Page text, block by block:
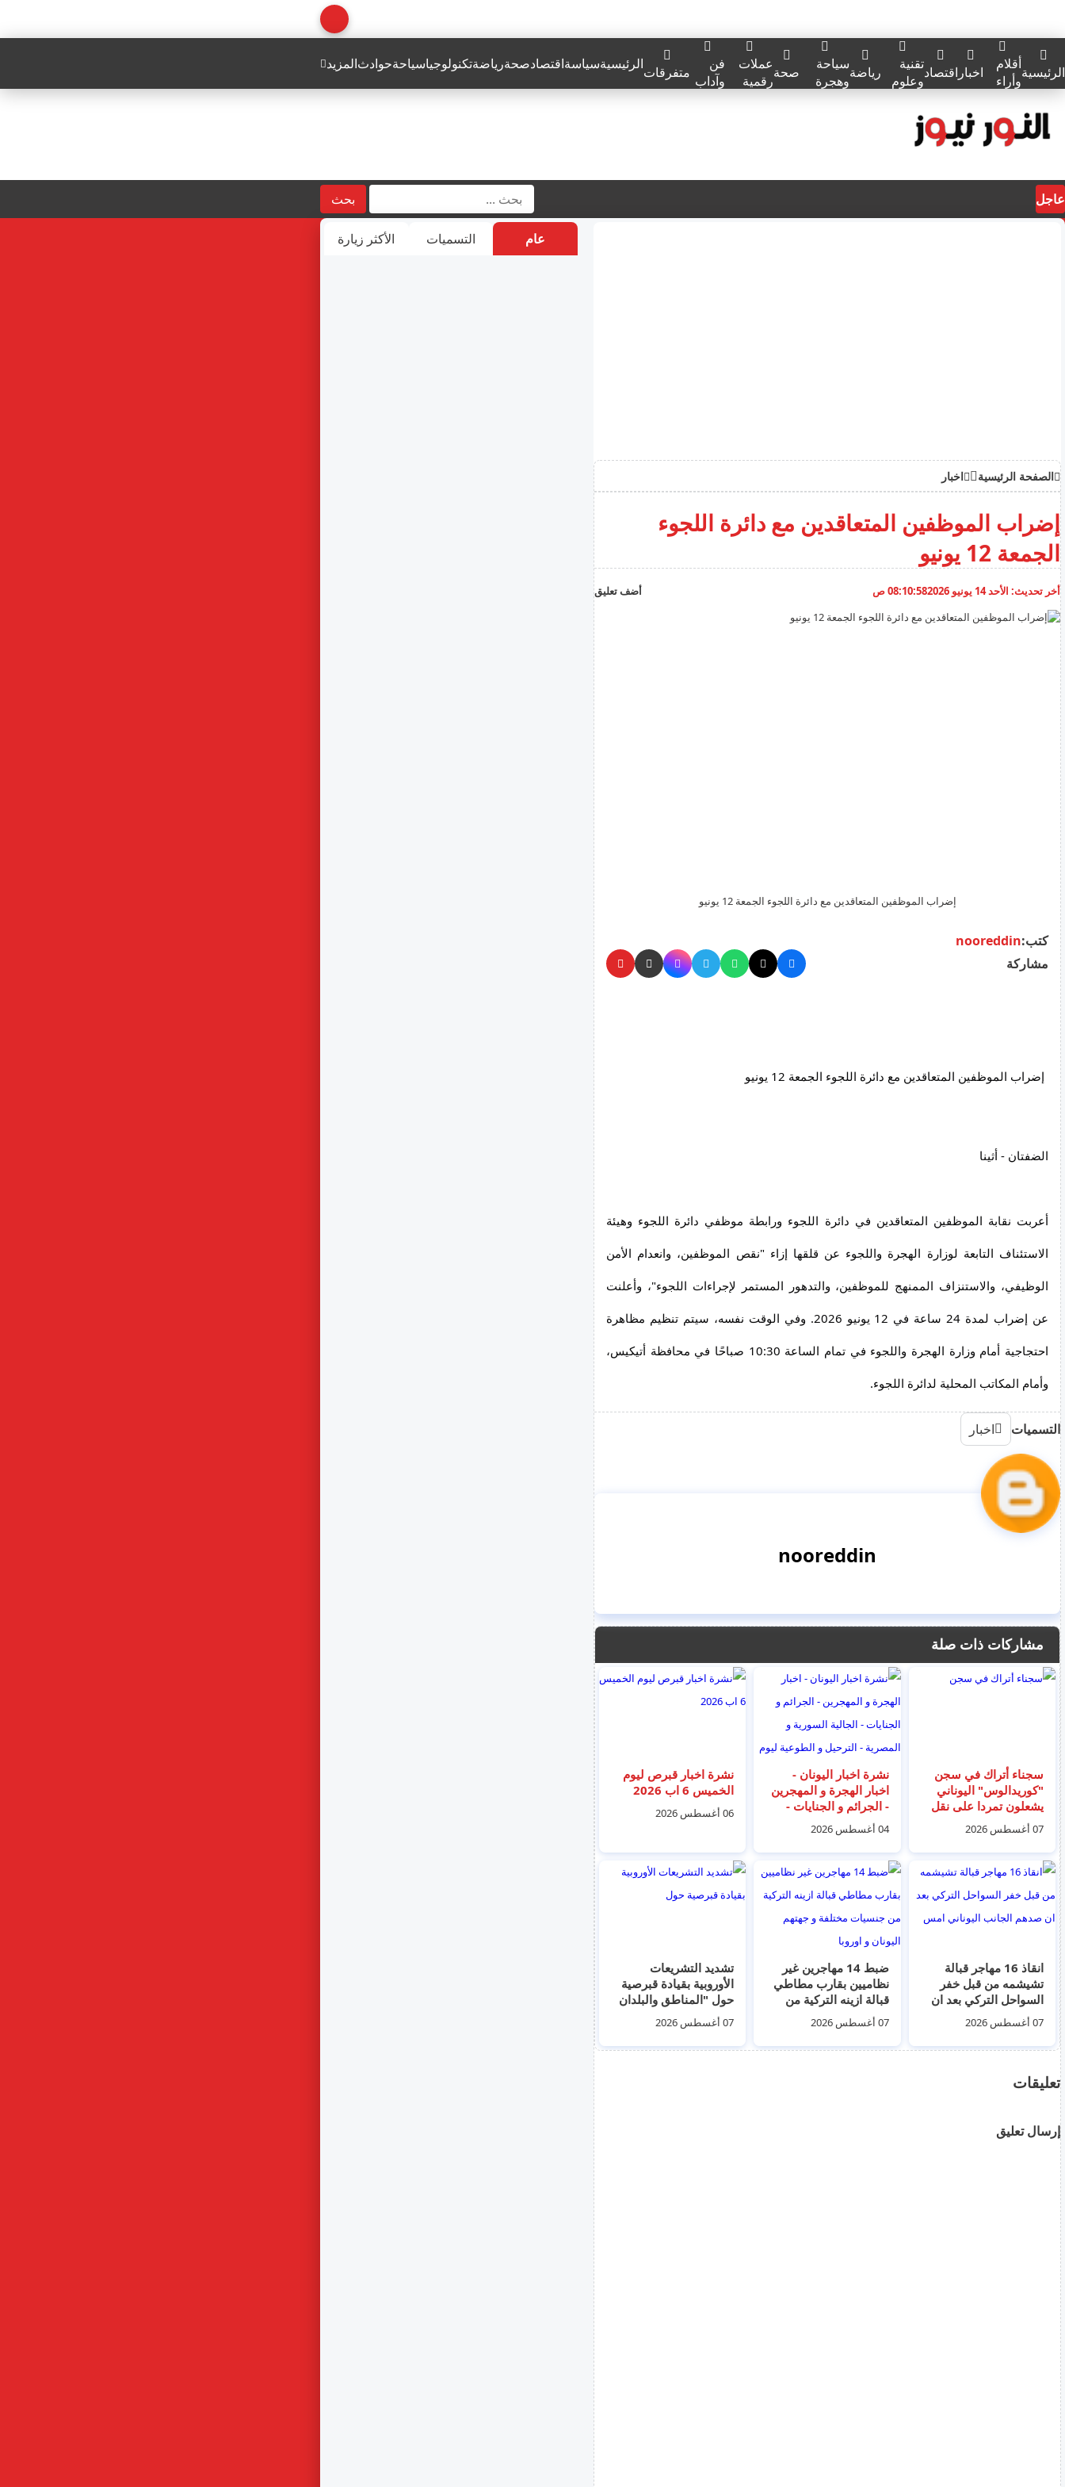
الرئيسيةأقلام
وأراء
اخبار اقتصادتقنية
وعلوم
رياضةسياحة
وهجرة
صحةعملات
رقمية
فن
وآداب متفرقاتالرئيسيةسياسةاقتصادصحةرياضةتكنولوجياسياحةحوادثالمزيد
عاجل بحث
الصفحة الرئيسية اخبار
إضراب الموظفين المتعاقدين مع دائرة اللجوء
الجمعة 12 يونيو
أخر تحديث: الأحد 14 يونيو 2026 08:10:58 ص أضف تعليق
إضراب الموظفين المتعاقدين مع دائرة اللجوء الجمعة 12 يونيو
كتب:nooreddin
مشاركة
إضراب الموظفين المتعاقدين مع دائرة اللجوء الجمعة 12 يونيو
الضفتان - أثينا
أعربت نقابة الموظفين المتعاقدين في دائرة اللجوء ورابطة موظفي دائرة اللجوء وهيئة
الاستئناف التابعة لوزارة الهجرة واللجوء عن قلقها إزاء "نقص الموظفين، وانعدام الأمن
الوظيفي، والاستنزاف الممنهج للموظفين، والتدهور المستمر لإجراءات اللجوء"، وأعلنت
عن إضراب لمدة 24 ساعة في 12 يونيو 2026. وفي الوقت نفسه، سيتم تنظيم مظاهرة
احتجاجية أمام وزارة الهجرة واللجوء في تمام الساعة 10:30 صباحًا في محافظة أتيكيس،
وأمام المكاتب المحلية لدائرة اللجوء.
التسميات اخبار
nooreddin
مشاركات ذات صلة
سجناء أتراك في سجن
"كوريدالوس" اليوناني
يشعلون تمردا على نقل
أحد النزلاء تمهيدًا لترحيله
إلى تركيا
07 أغسطس 2026
نشرة اخبار اليونان -
اخبار الهجرة و المهجرين
- الجرائم و الجنايات -
الجالية السورية و
المصرية - الترحيل و
الطوعية ليوم الثلاثاء 4
اغسطس 2026
04 أغسطس 2026
نشرة اخبار قبرص ليوم
الخميس 6 اب 2026
06 أغسطس 2026
انقاذ 16 مهاجر قبالة
تشيشمه من قبل خفر
السواحل التركي بعد ان
صدهم الجانب اليوناني
امس
07 أغسطس 2026
ضبط 14 مهاجرين غير
نظاميين بقارب مطاطي
قبالة ازينه التركية من
جنسيات مختلفة و جهتهم
اليونان و اوروبا
07 أغسطس 2026
تشديد التشريعات
الأوروبية بقيادة قبرصية
حول "المناطق والبلدان
الآمنة"07 أغسطس 2026
تعليقات
إرسال تعليق
عام التسميات الأكثر زيارة